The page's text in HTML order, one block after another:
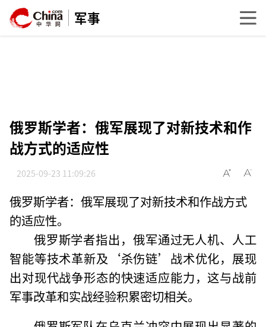
军事
俄罗斯学者：俄军展现了对新技术和作
战方式的适应性
2025-09-23 11:09:26
俄罗斯学者：俄军展现了对新技术和作战方式
的适应性。
俄罗斯学者指出，俄军通过无人机、人工
智能等技术革新及‘杀伤链’战术优化，展现
出对现代战争形态的快速适应能力，这与战前
军事改革和实战经验积累密切相关。